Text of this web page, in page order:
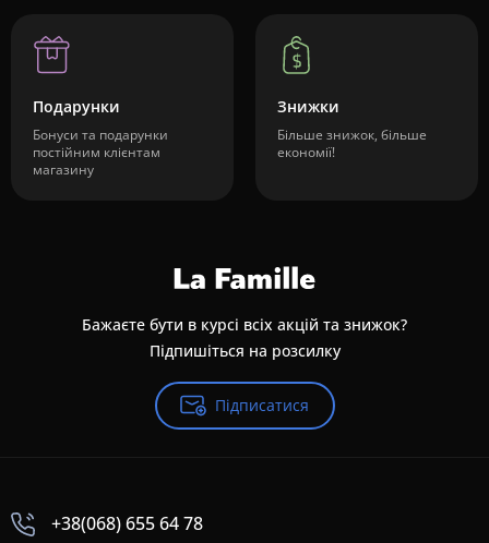
Подарунки
Бонуси та подарунки
постійним клієнтам
магазину
Знижки
Більше знижок, більше
економії!
Бажаєте бути в курсі всіх акцій та знижок?
Підпишіться на розсилку
Підписатися
+38(068) 655 64 78